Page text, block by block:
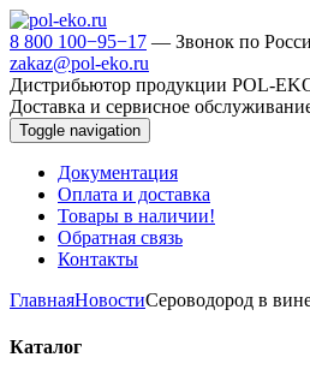
8 800 100−95−17 — Звонок по
zakaz@pol-eko.ru
Дистрибьютор продукции POL-
Доставка и сервисное
Toggle navigation
Документация
Оплата и доставка
Товары в наличии!
Обратная связь
Контакты
ГлавнаяНовостиСероводород в
Каталог